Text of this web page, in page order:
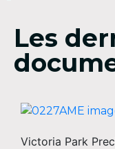
Les
Victoria Park